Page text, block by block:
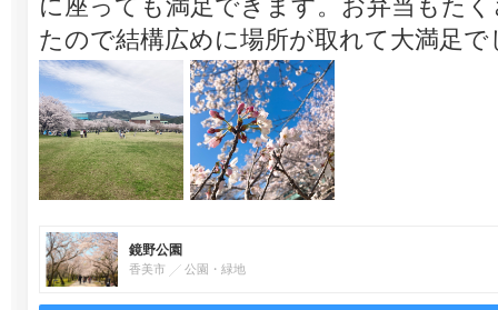
に座っても満足できます。お弁当もた
たので結構広めに場所が取れて大満足で
鏡野公園
香美市 公園・緑地